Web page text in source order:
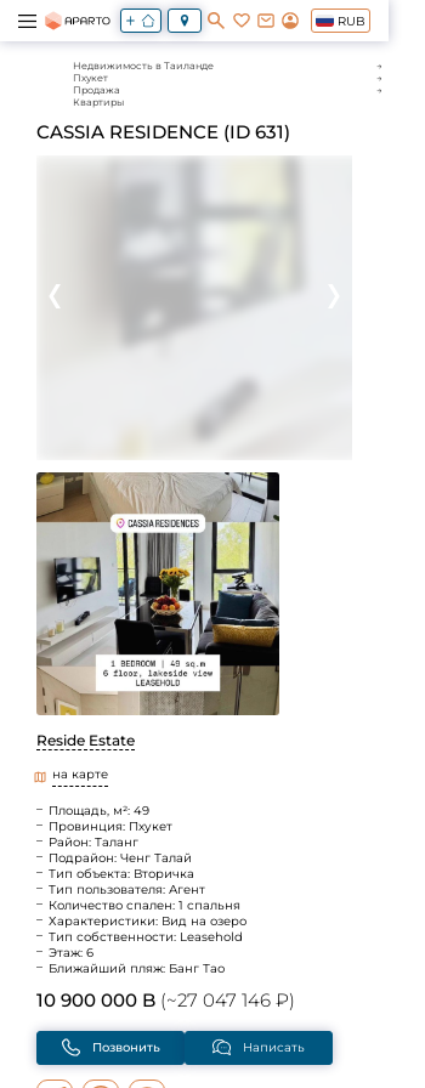
RUB
Недвижимость в Таиланде
Пхукет
Продажа
Квартиры
CASSIA RESIDENCE (ID 631)
Reside Estate
на карте
Площадь, м²: 49
Провинция: Пхукет
Район: Таланг
Подрайон: Ченг Талай
Тип объекта: Вторичка
Тип пользователя: Агент
Количество спален: 1 спальня
Характеристики: Вид на озеро
Тип собственности: Leasehold
Этаж: 6
Ближайший пляж: Банг Тао
10 900 000 B (~27 047 146 ₽)
Позвонить Написать